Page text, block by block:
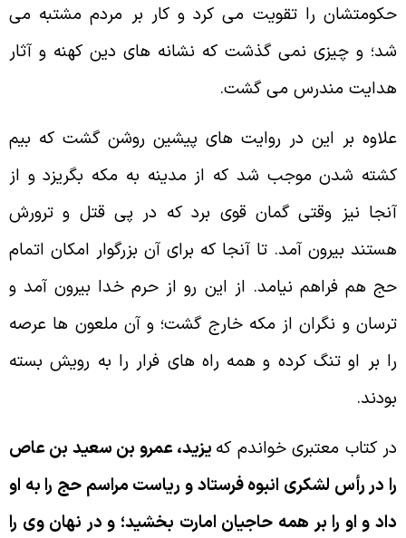
را تقويت مى كرد و كار بر مردم مشتبه مى
و چيزى نمى گذشت كه نشانه هاى دين كهنه و آثار
مندرس مى گشت.
بر اين در روايت هاى پيشين روشن گشت كه بيم
شدن موجب شد كه از مدينه به مكه بگريزد و از
نيز وقتى گمان قوى برد كه در پى قتل و ترورش
بيرون آمد. تا آنجا كه براى آن بزرگوار امكان اتمام
هم فراهم نيامد. از اين رو از حرم خدا بيرون آمد و
و نگران از مكه خارج گشت؛ و آن ملعون ها عرصه
بر او تنگ كرده و همه راه هاى فرار را به رويش بسته
كتاب معتبرى خواندم كهيزيد، عمرو بن سعيد بن عاص
در رأس لشكرى انبوه فرستاد و رياست مراسم حج را به او
و او را بر همه حاجيان امارت بخشيد؛ و در نهان وى را